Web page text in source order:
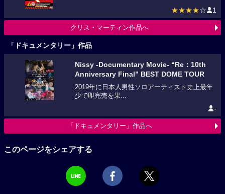
★★★★☆ 1
クリス・マーティン作品へ
「ドキュメンタリー」作品
Nissy -Documentary Movie- “Re：10th
Anniversary Final” BEST DOME TOUR
2019年に日本人男性ソロアーティスト史上最年
少で即完売を果...
-
「ドキュメンタリー」作品へ
このページをシェアする